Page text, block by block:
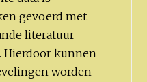
gevoerd met
literatuur
Hierdoor kunnen
worden